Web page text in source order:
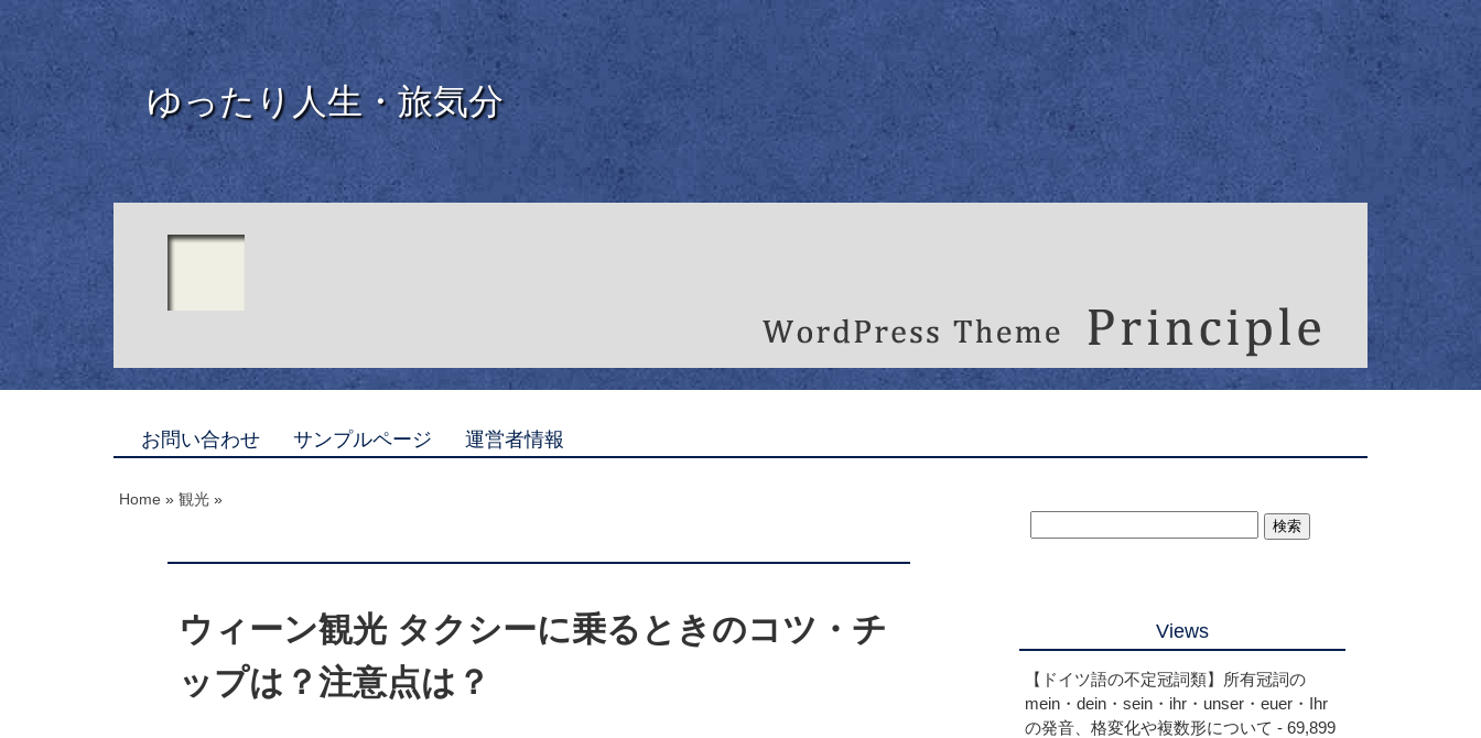
ゆったり人生・旅気分
お問い合わせ サンプルページ 運営者情報
Home » 観光 »
ウィーン観光 タクシーに乗るときのコツ・チ
ップは？注意点は？
Views
【ドイツ語の不定冠詞類】所有冠詞の
mein・dein・sein・ihr・unser・euer・Ihr
の発音、格変化や複数形について - 69,899